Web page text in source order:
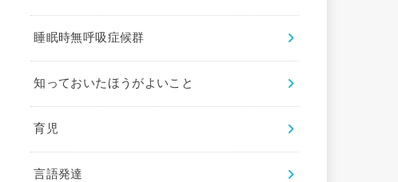
睡眠時無呼吸症候群
知っておいたほうがよいこと
育児
言語発達